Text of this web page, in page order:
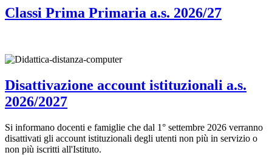
Classi Prima Primaria a.s. 2026/27
Disattivazione account istituzionali a.s.
2026/2027
Si informano docenti e famiglie che dal 1° settembre 2026 verranno
disattivati gli account istituzionali degli utenti non più in servizio o
non più iscritti all'Istituto.